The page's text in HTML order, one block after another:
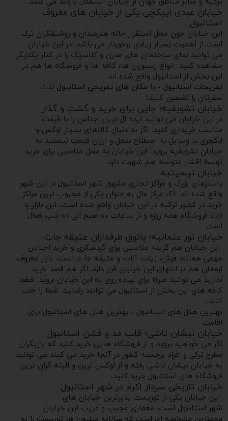
خیابان عبدی ایپکچی یکی از خیابان های معروف
استانبول
این خیابان چون محل استقرار خانه هنرمندان و روشنفکران ترک
است از اهمیت بسیار زیادی برخوردار می باشد. در این خیابان
می توانید نمای ساختمان های مدرن و کلاسیک را در کنار یکدیگر
مشاهده کنید. انواع رستوران ها، کافه ها و فروشگاه ها هم در
این بخش از استانبول واقع شده اند.
تفریحات استانبول - با مکان های تفریحی استانبول لذت
سفرتان را تضمین کنید!
خیابان تشویقیه؛ جایی برای خرید و گشت و گذار
در این خیابان می توانید ایده آل ترین اجناس را با قیمت
مناسب خریداری کنید. اگر به دنبال کالاهای بسیار لوکس و
لاکچری یا وسایل به اصطلاح بنجل و ارزان قیمت نیستید به
خیابان تشویقیه بروید. این خیابان به محل مناسبی برای خرید
توسط اقشار متوسط هم شهرت دارد.
خیابان نیسپتیه
پاساژهای بزرگ و مراکز تجاری مشهور شهر استانبول در این شهر
واقع شده اند. آک مرکز مال به عنوان یکی از محبوب ترین مراکز
خرید در کشور ترکیه در این خیابان واقع شده است. این بازار با
250 فروشگاه همه روزه و از ساعات ده صبح الی ده شب فعال
است
خیابان نور عثمانیه؛ پاتوق طرفداران عتیقه جات
این خیابان هم گزینه مناسبی برای گردشگری و خرید اجناس
مهمی همانند فرش، زینت آلات و عتیقه جات است. بازار معروف
ارمغان هم در انتهای این خیابان قرار دارد. اگر هم قصد خرید
ندارید می توانید صرفا برای پیاده روی به این خیابان بروید. قطعا
کافه های این بخش از استانبول می توانند رضایت شما را جلب
کنند.
بهترین هتل های استانبول - بهترین هتل های استانبول برای
اقامت
خیابان نیشان تاشی؛ قلب مد و فشن استانبول
اگر می خواهید بروید و از فروشگاه هایی خرید کنید که بازیگران
مطرح ترکی و افراد برجسته کشور در آنجا خرید می کنند می توانید
به خیابان نیشان تاشی رفته و از لوکس ترین و البته گران ترین
فروشگاه های استانبول خرید کنید.
خیابان تاریخی سردار اکرم در شهر استانبول
این خیابان یکی از توریست پذیرترین خیابان های
شهر استانبول است. معماری عجیب و غریب این خیابان